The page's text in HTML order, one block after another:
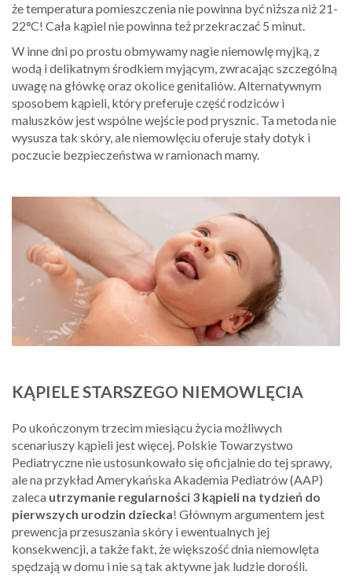
że temperatura pomieszczenia nie powinna być niższa niż 21-
22°C! Cała kąpiel nie powinna też przekraczać 5 minut.
W inne dni po prostu obmywamy nagie niemowlę myjką, z
wodą i delikatnym środkiem myjącym, zwracając szczególną
uwagę na główkę oraz okolice genitaliów. Alternatywnym
sposobem kąpieli, który preferuje część rodziców i
maluszków jest wspólne wejście pod prysznic. Ta metoda nie
wysusza tak skóry, ale niemowlęciu oferuje stały dotyk i
poczucie bezpieczeństwa w ramionach mamy.
KĄPIELE STARSZEGO NIEMOWLĘCIA
Po ukończonym trzecim miesiącu życia możliwych
scenariuszy kąpieli jest więcej. Polskie Towarzystwo
Pediatryczne nie ustosunkowało się oficjalnie do tej sprawy,
ale na przykład Amerykańska Akademia Pediatrów (AAP)
zaleca utrzymanie regularności 3 kąpieli na tydzień do
pierwszych urodzin dziecka! Głównym argumentem jest
prewencja przesuszania skóry i ewentualnych jej
konsekwencji, a także fakt, że większość dnia niemowlęta
spędzają w domu i nie są tak aktywne jak ludzie dorośli.